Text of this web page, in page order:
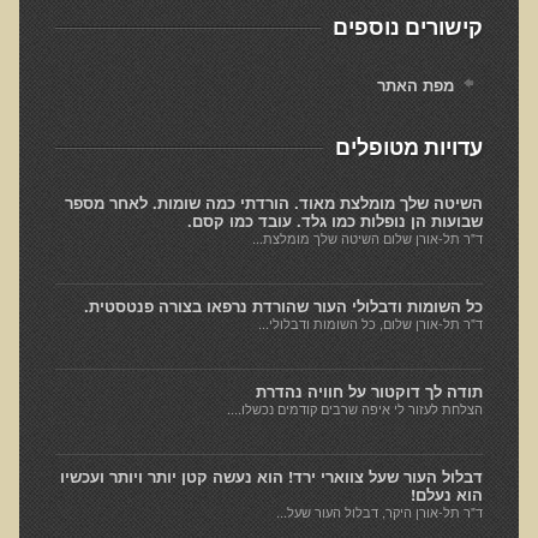
הגיל והתרגיל
האמת על החלבונים
מהי רפואה פונקציונאלית
מיתוס הדיאטה
הרפואה הפונקציונאלית מול הרפואה הממסדית
גנטיקה ותזונה - מה משפיע על מה?
בדיקות מעבדה לרגישות לגלוטן
איך ומדוע נוצרו נגעי העור שלנו?
קליניקות עור להסרת נגעי עור
פאנל עימות בין מומחים - מזון מהחי כן או לא?
טעויות, שגיאות ומיתוסים בתנועת הרו-פוד
מיתוסים בתנועת המזון ההוליסטי
הרצאות מוקלטות באנגלית
קישורים נוספים
מפת האתר
עדויות מטופלים
השיטה שלך מומלצת מאוד. הורדתי כמה שומות. לאחר מספר
שבועות הן נופלות כמו גלד. עובד כמו קסם.
ד"ר תל-אורן שלום השיטה שלך מומלצת...
כל השומות ודבלולי העור שהורדת נרפאו בצורה פנטסטית.
ד"ר תל-אורן שלום, כל השומות ודבלולי...
תודה לך דוקטור על חוויה נהדרת
הצלחת לעזור לי איפה שרבים קודמים נכשלו....
דבלול העור שעל צווארי ירד! הוא נעשה קטן יותר ויותר ועכשיו
הוא נעלם!
ד"ר תל-אורן היקר, דבלול העור שעל...